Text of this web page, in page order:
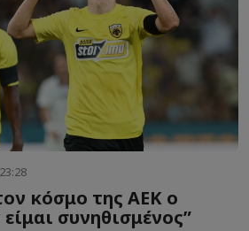
κόσμο της ΑΕΚ ο
συνηθισμένος”